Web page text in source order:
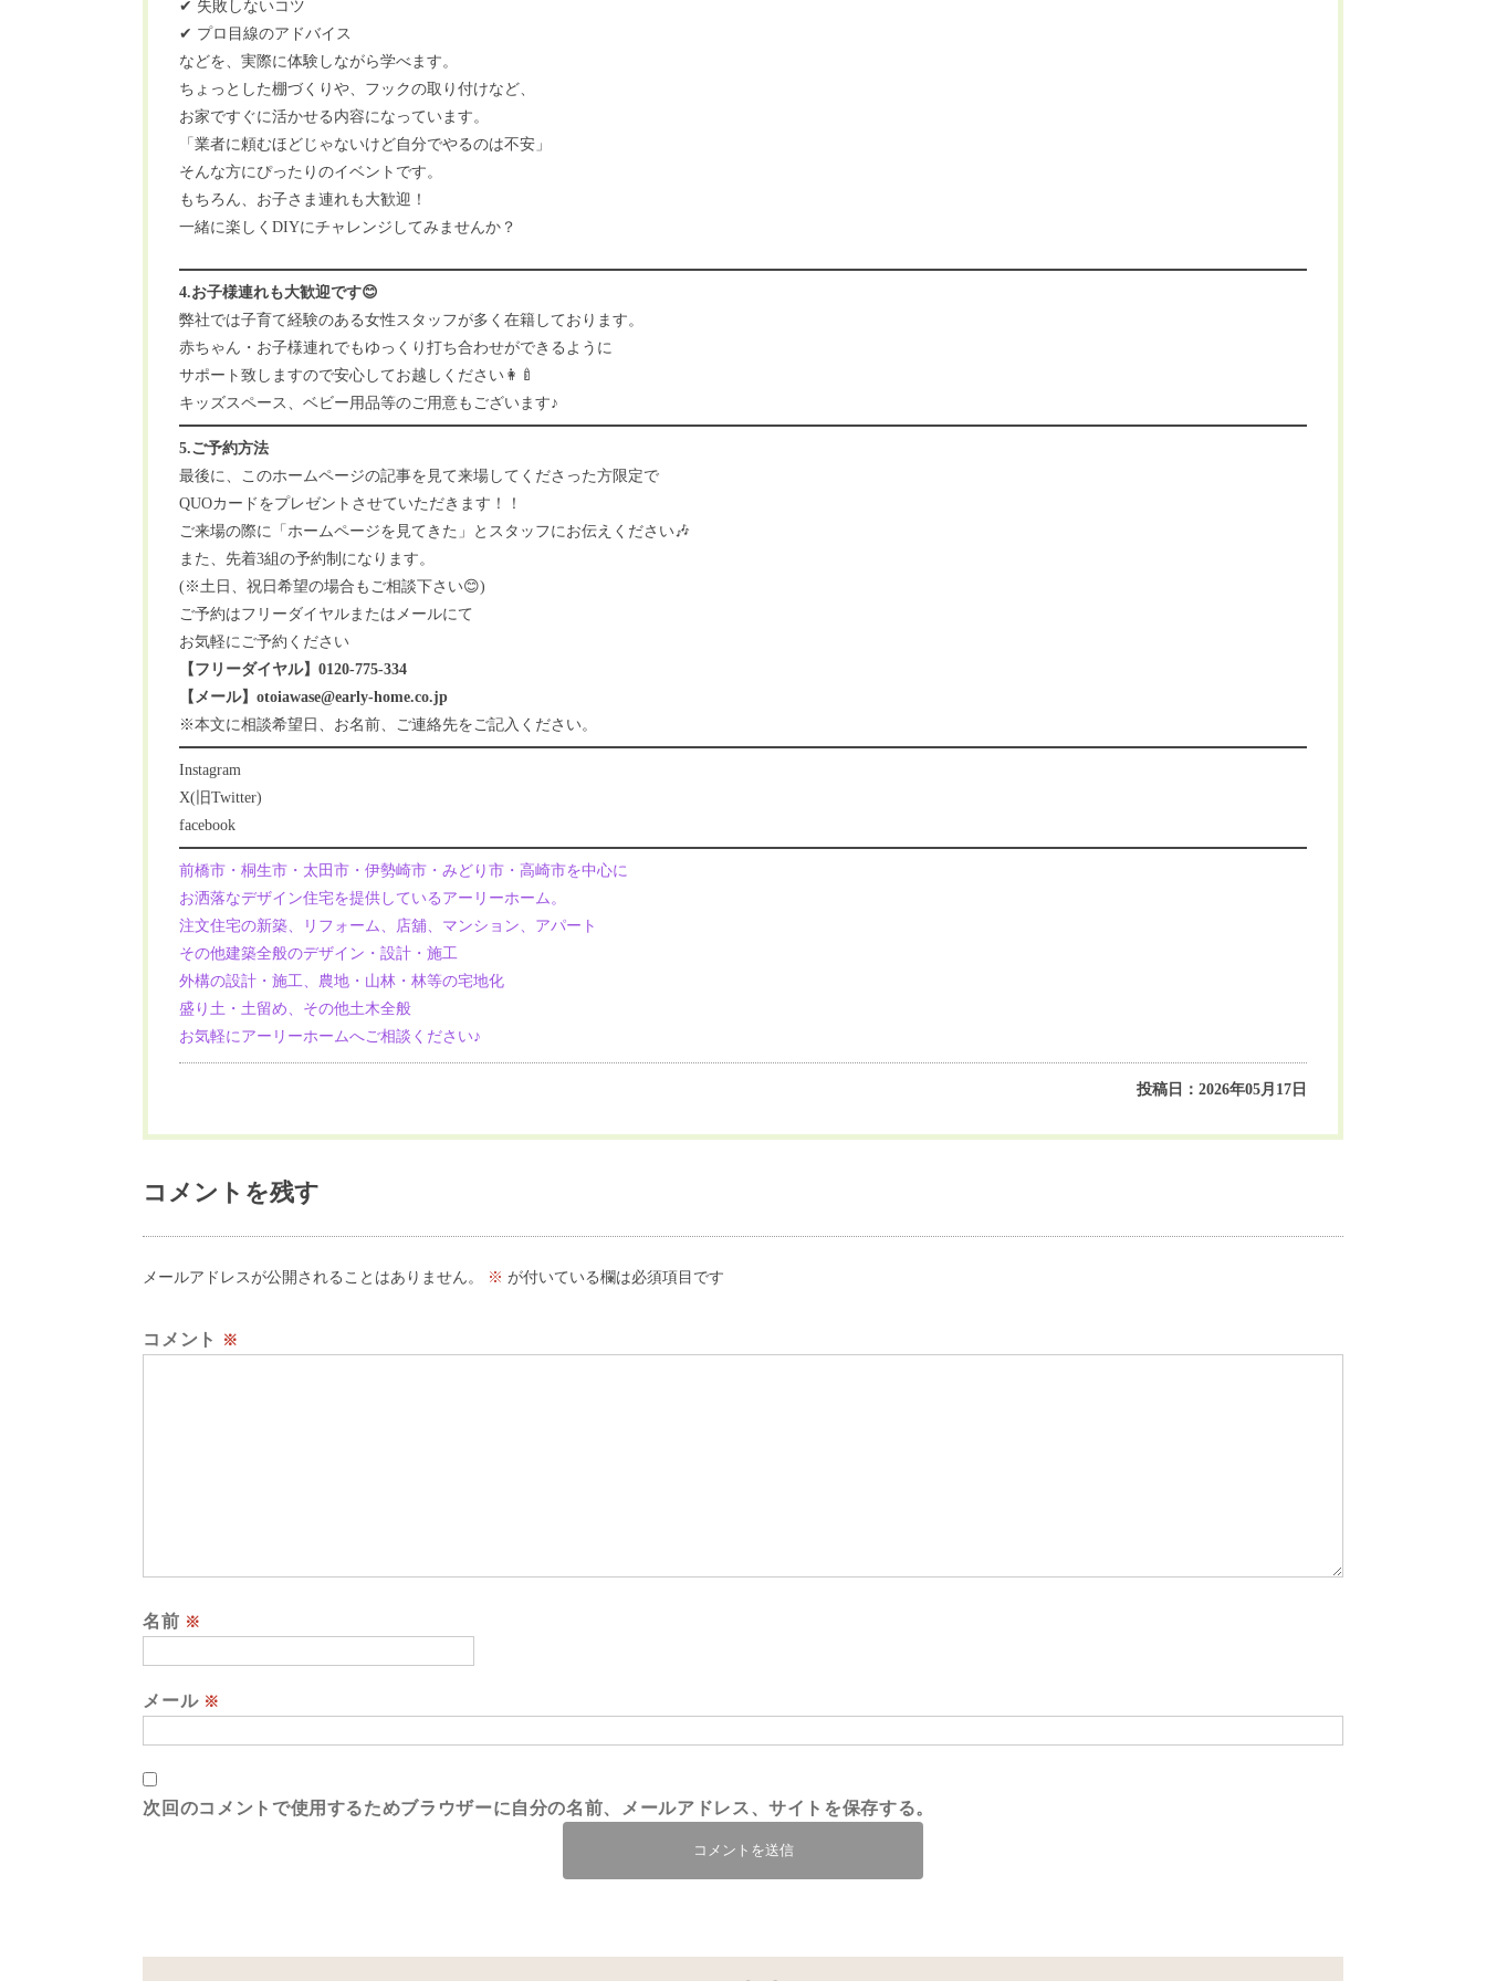
✔ 失敗しないコツ
✔ プロ目線のアドバイス
などを、実際に体験しながら学べます。
ちょっとした棚づくりや、フックの取り付けなど、
お家ですぐに活かせる内容になっています。
「業者に頼むほどじゃないけど自分でやるのは不安」
そんな方にぴったりのイベントです。
もちろん、お子さま連れも大歓迎！
一緒に楽しくDIYにチャレンジしてみませんか？
4.お子様連れも大歓迎です😊
弊社では子育て経験のある女性スタッフが多く在籍しております。
赤ちゃん・お子様連れでもゆっくり打ち合わせができるように
サポート致しますので安心してお越しください👩‍🍼
キッズスペース、ベビー用品等のご用意もございます♪
5.ご予約方法
最後に、このホームページの記事を見て来場してくださった方限定で
QUOカードをプレゼントさせていただきます！！
ご来場の際に「ホームページを見てきた」とスタッフにお伝えください🎶
また、先着3組の予約制になります。
(※土日、祝日希望の場合もご相談下さい😊)
ご予約はフリーダイヤルまたはメールにて
お気軽にご予約ください
【フリーダイヤル】0120-775-334
【メール】otoiawase@early-home.co.jp
※本文に相談希望日、お名前、ご連絡先をご記入ください。
Instagram
X(旧Twitter)
facebook
前橋市・桐生市・太田市・伊勢崎市・みどり市・高崎市を中心に
お洒落なデザイン住宅を提供しているアーリーホーム。
注文住宅の新築、リフォーム、店舖、マンション、アパート
その他建築全般のデザイン・設計・施工
外構の設計・施工、農地・山林・林等の宅地化
盛り土・土留め、その他土木全般
お気軽にアーリーホームへご相談ください♪
投稿日：2026年05月17日
コメントを残す
メールアドレスが公開されることはありません。 ※ が付いている欄は必須項目です
コメント ※
名前 ※
メール ※
次回のコメントで使用するためブラウザーに自分の名前、メールアドレス、サイトを保存する。